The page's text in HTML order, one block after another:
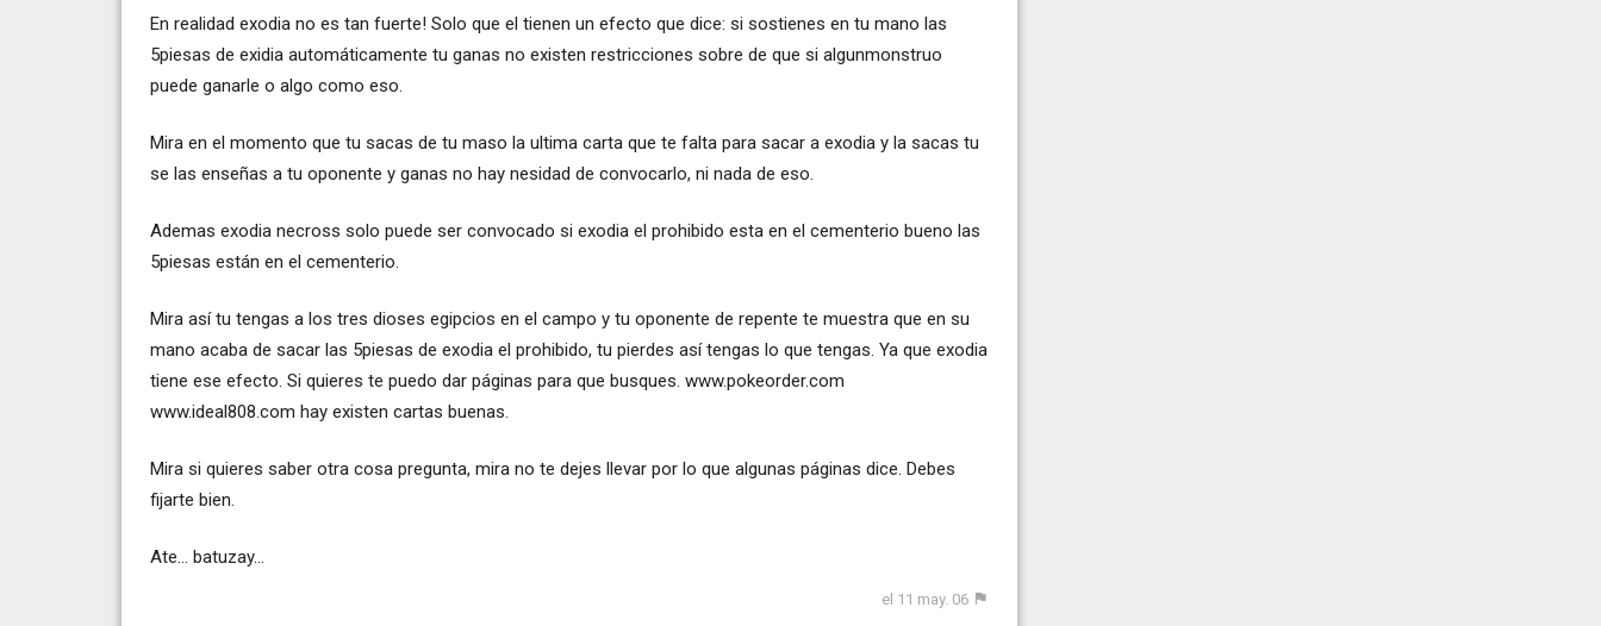
En realidad exodia no es tan fuerte! Solo que el tienen un efecto que dice: si sostienes en tu mano las
5piesas de exidia automáticamente tu ganas no existen restricciones sobre de que si algunmonstruo
puede ganarle o algo como eso.
Mira en el momento que tu sacas de tu maso la ultima carta que te falta para sacar a exodia y la sacas tu
se las enseñas a tu oponente y ganas no hay nesidad de convocarlo, ni nada de eso.
Ademas exodia necross solo puede ser convocado si exodia el prohibido esta en el cementerio bueno las
5piesas están en el cementerio.
Mira así tu tengas a los tres dioses egipcios en el campo y tu oponente de repente te muestra que en su
mano acaba de sacar las 5piesas de exodia el prohibido, tu pierdes así tengas lo que tengas. Ya que exodia
tiene ese efecto. Si quieres te puedo dar páginas para que busques. www.pokeorder.com
www.ideal808.com hay existen cartas buenas.
Mira si quieres saber otra cosa pregunta, mira no te dejes llevar por lo que algunas páginas dice. Debes
fijarte bien.
Ate... batuzay...
el 11 may. 06